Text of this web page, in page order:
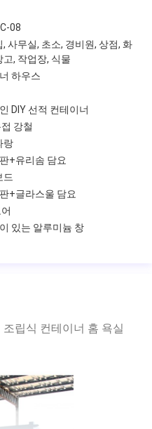
08
, 사무실, 초소, 경비원, 상점, 화
고, 작업장, 식물
하우스
DIY 선적 컨테이너
강철
랑
+유리솜 담요
드
+글라스울 담요
있는 알루미늄 창
립식 컨테이너 홈 욕실